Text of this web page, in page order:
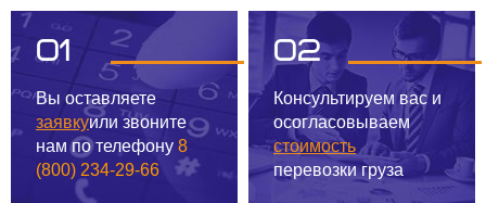
01
Вы оставляете
заявкуили звоните
нампо телефону 8
(800) 234-29-66
02
Консультируем васи
осогласовываем
стоимость
перевозки груза